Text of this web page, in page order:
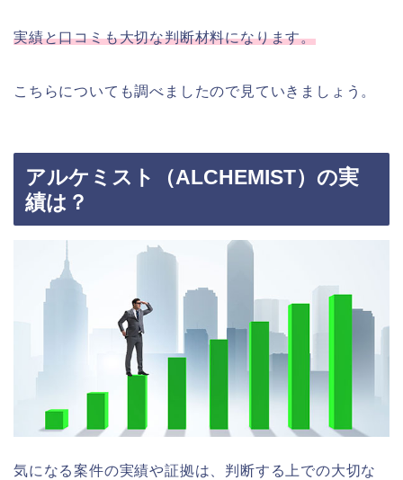
実績と口コミも大切な判断材料になります。
こちらについても調べましたので見ていきましょう。
アルケミスト（ALCHEMIST）の実
績は？
気になる案件の実績や証拠は、判断する上での大切な